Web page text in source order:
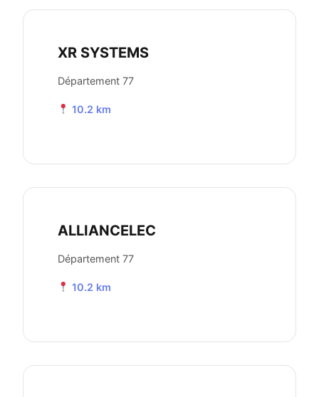
XR SYSTEMS
Département 77
10.2 km
ALLIANCELEC
Département 77
10.2 km